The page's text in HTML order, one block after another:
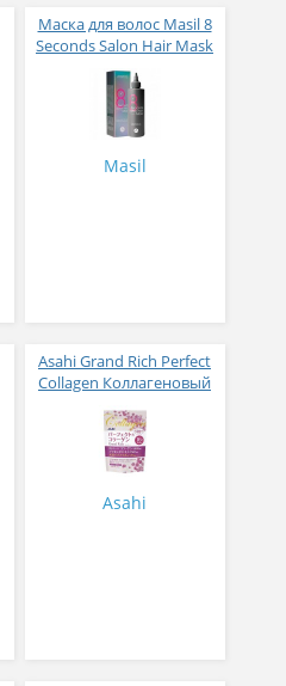
Маска для волос Masil 8
Seconds Salon Hair Mask
200 мл
Masil
Asahi Grand Rich Perfect
Collagen Коллагеновый
плацентой и
изофлавонами сои 228
гр
Asahi